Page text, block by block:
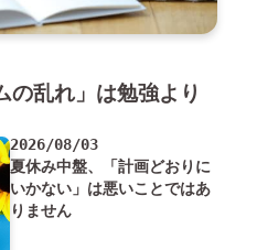
の乱れ」は勉強より
2026/08/03
夏休み中盤、「計画どおりに
いかない」は悪いことではあ
りません